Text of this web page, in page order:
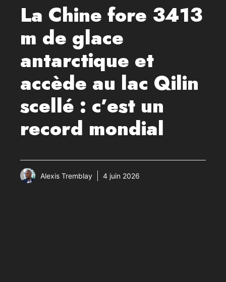
La Chine fore 3413
m de glace
antarctique et
accède au lac Qilin
scellé : c’est un
record mondial
Alexis Tremblay 4 juin 2026